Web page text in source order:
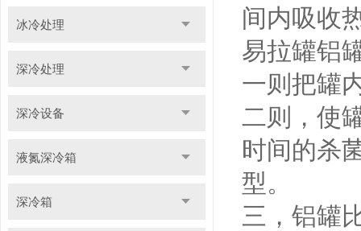
冰冷处理
深冷处理
深冷设备
液氮深冷箱
深冷箱
间内吸收
易拉罐铝
一则把罐
二则，使
时间的杀
型。
三，铝罐